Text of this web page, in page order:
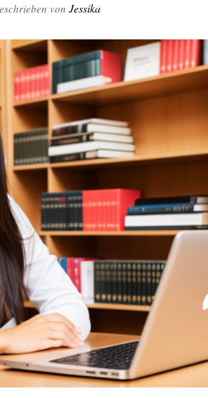
von Jessika